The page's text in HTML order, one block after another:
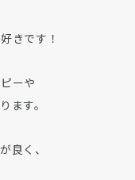
きです！
ーや
ます。
良く、